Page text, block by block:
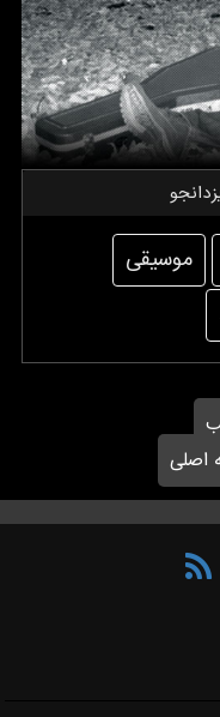
موسیقی
اصلی